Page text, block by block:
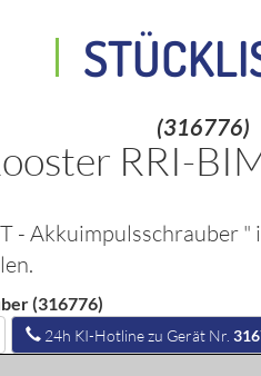
(316776)
RRI-
- Akkuimpulsschrauber "
(316776)
24h KI-Hotline zu Gerät Nr.